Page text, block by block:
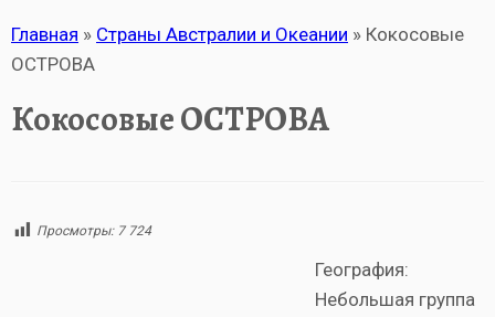
Главная » Страны Австралии и Океании » Кокосовые
ОСТРОВА
Кокосовые ОСТРОВА
Просмотры: 7 724
География:
Небольшая группа